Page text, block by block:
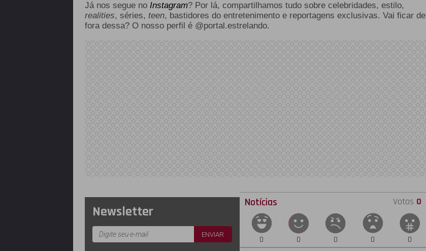
Já nos segue no Instagram? Por lá, compartilhamos tudo sobre celebridades, estilo,
realities, séries, teen, bastidores do entretenimento e reportagens exclusivas. Vai ficar de
fora dessa? O nosso perfil é @portal.estrelando.
Newsletter
Notícias Votos 0
0 0 0 0 0